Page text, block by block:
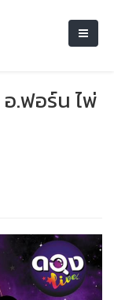
.ฟอร์น ไพ่